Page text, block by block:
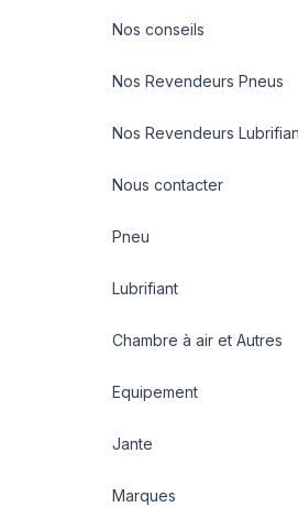
Nos conseils
Nos Revendeurs Pneus
Nos Revendeurs
Nous contacter
Pneu
Lubrifiant
Chambre à air et Autres
Equipement
Jante
Marques